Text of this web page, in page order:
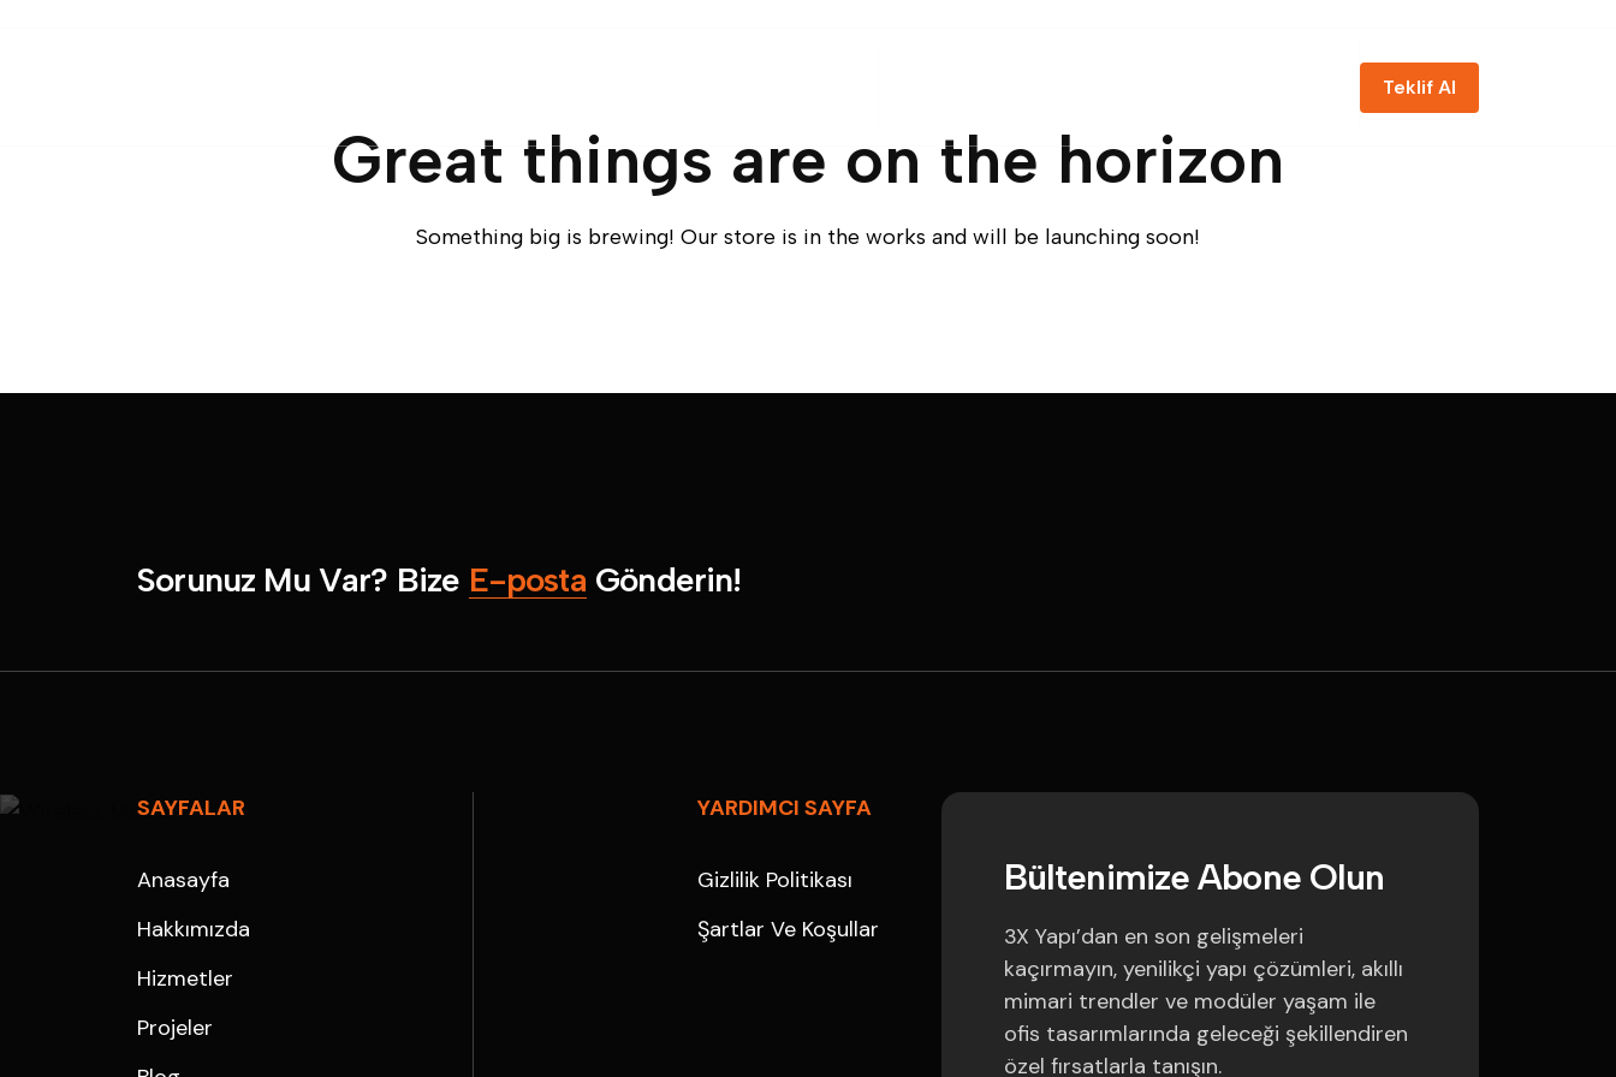
Teklif Al
Great things are on the horizon
Something big is brewing! Our store is in the works and will be launching soon!
Sorunuz Mu Var? Bize E-posta Gönderin!
SAYFALAR
Anasayfa
Hakkımızda
Hizmetler
Projeler
YARDIMCI SAYFA
Gizlilik Politikası
Şartlar Ve Koşullar
BültenimizeAbone Olun
3X Yapı’dan en son gelişmeleri
kaçırmayın, yenilikçi yapı çözümleri, akıllı
mimari trendler ve modüler yaşam ile
ofis tasarımlarında geleceği şekillendiren
özel fırsatlarla tanışın.